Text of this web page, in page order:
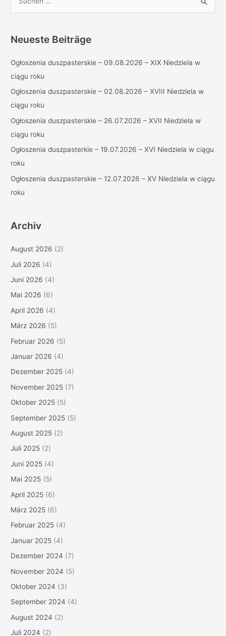
h
n
n
a
c
h
:
Neueste Beiträge
Ogłoszenia duszpasterskie – 09.08.2026 – XIX Niedziela w
ciągu roku
Ogłoszenia duszpasterskie – 02.08.2026 – XVIII Niedziela w
ciągu roku
Ogłoszenia duszpasterskie – 26.07.2026 – XVII Niedziela w
ciągu roku
Ogłoszenia duszpasterkie – 19.07.2026 – XVI Niedziela w ciągu
roku
Ogłoszenia duszpasterskie – 12.07.2026 – XV Niedziela w ciągu
roku
Archiv
August 2026 (2)
Juli 2026 (4)
Juni 2026 (4)
Mai 2026 (6)
April 2026 (4)
März 2026 (5)
Februar 2026 (5)
Januar 2026 (4)
Dezember 2025 (4)
November 2025 (7)
Oktober 2025 (5)
September 2025 (5)
August 2025 (2)
Juli 2025 (2)
Juni 2025 (4)
Mai 2025 (5)
April 2025 (6)
März 2025 (6)
Februar 2025 (4)
Januar 2025 (4)
Dezember 2024 (7)
November 2024 (5)
Oktober 2024 (3)
September 2024 (4)
August 2024 (2)
Juli 2024 (2)